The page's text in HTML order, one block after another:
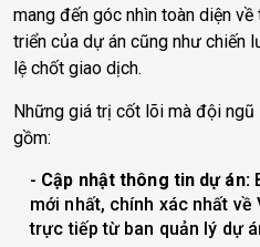
mang đến góc nhìn toàn diện
triển của dự án cũng như chiến
lệ chốt giao dịch.
Những giá trị cốt lõi mà đội
gồm:
Cập nhật thông tin dự án:
mới nhất, chính xác nhất về
trực tiếp từ ban quản lý dự